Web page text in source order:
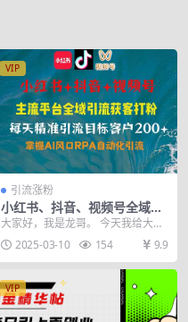
VIP
引流涨粉
小红书、抖音、视频号全域多
平台引流获客，日引目标客户
200+，RPA自动…
大家好，我是龙哥。 今天我给大家
分享小红书，抖音，视频号，快
手，这些主流平台全自...
2025-03-10 154 9.9
VIP